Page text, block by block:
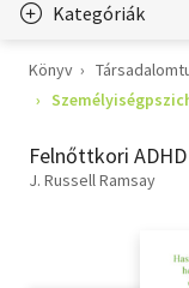
Kategóriák
Életmód, egészség
Gyermek- és ifjúsági
Könyv
Felnőttkori
J. Russell Ramsay